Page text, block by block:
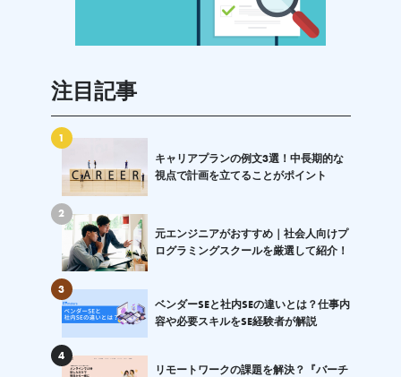
注目記事
1
キャリアプランの例文3選！中長期的な
視点で計画を立てることがポイント
2
元エンジニアがおすすめ｜社会人向けプ
ログラミングスクールを厳選して紹介！
3
ベンダーSEと社内SEの違いとは？仕事内
容や必要スキルをSE経験者が解説
4
リモートワークの課題を解決？『バーチ